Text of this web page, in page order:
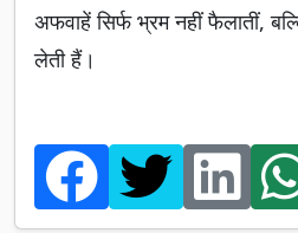
अफवाहें सिर्फ भ्रम नहीं फैलातीं,
लेती हैं।